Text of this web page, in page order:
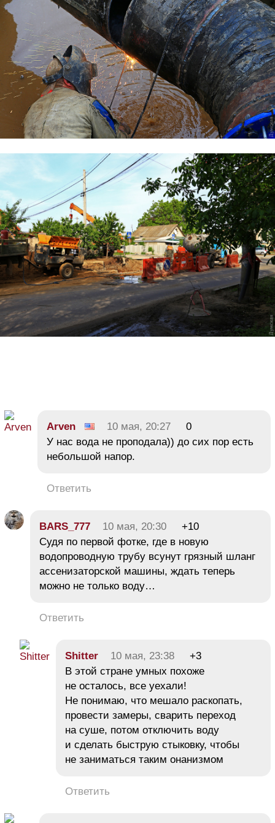
Arven 10 мая, 20:27
0
У нас вода не проподала)) до сих пор есть
небольшой напор.
Ответить
BARS_777 10 мая, 20:30
+10
Судя по первой фотке, где в новую
водопроводную трубу всунут грязный шланг
ассенизаторской машины, ждать теперь
можно не только воду…
Ответить
Shitter 10 мая, 23:38
+3
В этой стране умных похоже
не осталось, все уехали!
Не понимаю, что мешало раскопать,
провести замеры, сварить переход
на суше, потом отключить воду
и сделать быструю стыковку, чтобы
не заниматься таким онанизмом
Ответить